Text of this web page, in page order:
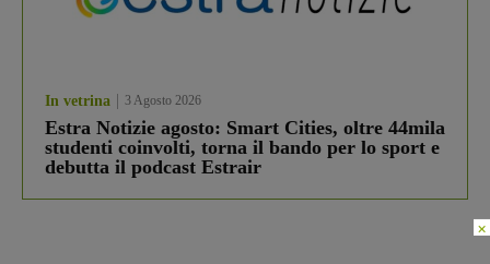
In vetrina 3 Agosto 2026
Estra Notizie agosto: Smart Cities, oltre 44mila
studenti coinvolti, torna il bando per lo sport e
debutta il podcast Estrair
×